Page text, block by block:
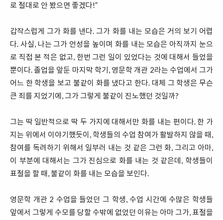
로 절대로 안 봤으면 좋겠다!”
갑작스럽게 그가 화를 낸다. 그가 화를 내는 모습은 거의 보기 어렵
다. 사실, 나는 그가 언성을 높이며 화를 내는 모습은 아직까지 눈으
로 직접 본 적은 없고, 한번 그런 일이 있었다는 것에 대해서 들었을
뿐이다. 졸업을 앞둔 마지막 학기, 영문학 개관 2라는 수업에서 그가
어느 한 학생을 보고 불같이 화를 냈다고 한다. 대체 그 학생은 무슨
큰 죄를 지었기에, 그가 그렇게 불같이 진노했던 것일까?
그는 딱 일반적으로 딱 두 가지에 대해서만 화를 내는 편이다. 한 가
지는 위에서 이야기했듯이, 학생들의 수업 참여가 활발하지 않을 때,
참여를 독려하기 위해서 일부러 내는 것 같은 그런 화, 그리고 아마,
이 부분에 대해서는 그가 진심으로 화를 내는 것 같은데, 학생들이
표절을 할 때, 불같이 화를 내는 모습을 보인다.
영문학 개관 2 수업을 들었던 그 학생, 수업 시간에 수많은 학생들
앞에서 그렇게 수모를 당할 수밖에 없었던 이유는 아마 그가, 표절을